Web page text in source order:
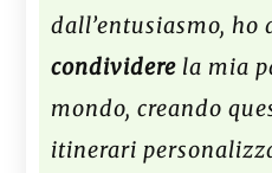
dall’entusiasmo, ho
condividerela mia
mondo, creando
itinerari